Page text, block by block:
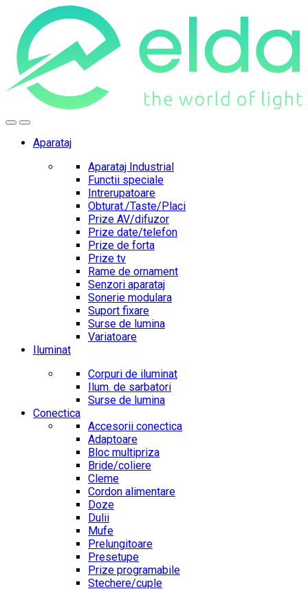
navigation
content
Aparataj
Aparataj Industrial
Functii speciale
Intrerupatoare
Obturat./Taste/Placi
Prize AV/difuzor
Prize date/telefon
Prize de forta
Prize tv
Rame de ornament
Senzori aparataj
Sonerie modulara
Suport fixare
Surse de lumina
Variatoare
Iluminat
Corpuri de iluminat
Ilum. de sarbatori
Surse de lumina
Conectica
Accesorii conectica
Adaptoare
Bloc multipriza
Bride/coliere
Cleme
Cordon alimentare
Doze
Dulii
Mufe
Prelungitoare
Presetupe
Prize programabile
Stechere/cuple